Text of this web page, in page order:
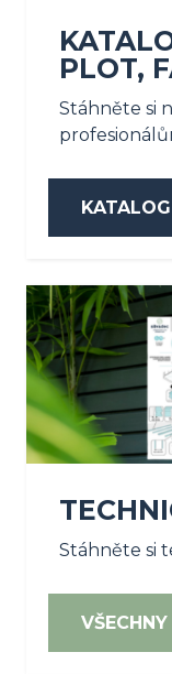
PLOT,
Stáhněte si
Stáhněte si